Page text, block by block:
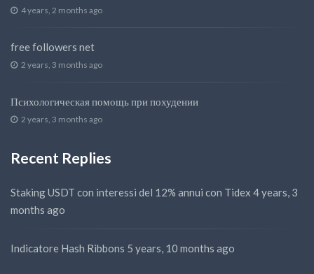
4 years, 2 months ago
free followers net
2 years, 3 months ago
Психологическая помощь при похудении
2 years, 3 months ago
Recent Replies
Staking USDT con interessi del 12% annui con Tidex 4 years, 3
months ago
Indicatore Hash Ribbons 5 years, 10 months ago